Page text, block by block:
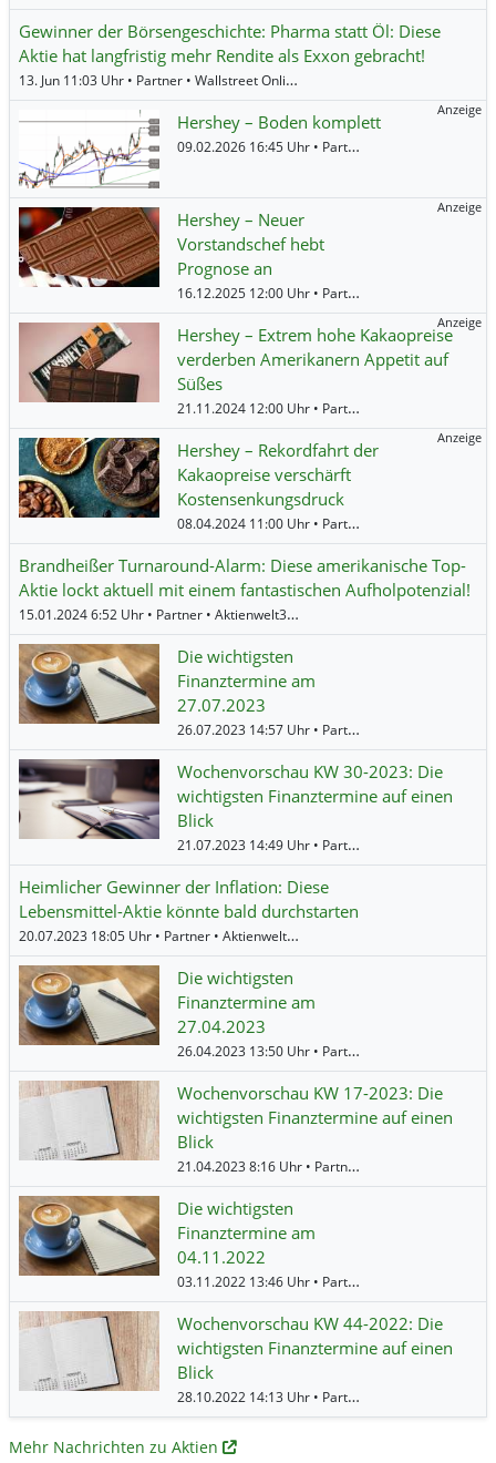
Gewinner der Börsengeschichte: Pharma statt Öl: Diese
Aktie hat langfristig mehr Rendite als Exxon gebracht!
13. Jun 11:03 Uhr • Partner • Wallstreet Online •
Hershey – Boden komplett
09.02.2026 16:45 Uhr • Partner • Societe Generale •
Anzeige
Hershey – Neuer
Vorstandschef hebt
Prognose an
16.12.2025 12:00 Uhr • Partner • BNP Paribas •
Anzeige
Hershey – Extrem hohe Kakaopreise
verderben Amerikanern Appetit auf
Süßes
21.11.2024 12:00 Uhr • Partner • BNP Paribas •
Anzeige
Hershey – Rekordfahrt der
Kakaopreise verschärft
Kostensenkungsdruck
08.04.2024 11:00 Uhr • Partner • BNP Paribas •
Anzeige
Brandheißer Turnaround-Alarm: Diese amerikanische Top-
Aktie lockt aktuell mit einem fantastischen Aufholpotenzial!
15.01.2024 6:52 Uhr • Partner • Aktienwelt360 •
Die wichtigsten
Finanztermine am
27.07.2023
26.07.2023 14:57 Uhr • Partner • BörsenNEWS.de •
Wochenvorschau KW 30-2023: Die
wichtigsten Finanztermine auf einen
Blick
21.07.2023 14:49 Uhr • Partner • BörsenNEWS.de •
Heimlicher Gewinner der Inflation: Diese
Lebensmittel-Aktie könnte bald durchstarten
20.07.2023 18:05 Uhr • Partner • Aktienwelt360 •
Die wichtigsten
Finanztermine am
27.04.2023
26.04.2023 13:50 Uhr • Partner • BörsenNEWS.de •
Wochenvorschau KW 17-2023: Die
wichtigsten Finanztermine auf einen
Blick
21.04.2023 8:16 Uhr • Partner • BörsenNEWS.de •
Die wichtigsten
Finanztermine am
04.11.2022
03.11.2022 13:46 Uhr • Partner • BörsenNEWS.de •
Wochenvorschau KW 44-2022: Die
wichtigsten Finanztermine auf einen
Blick
28.10.2022 14:13 Uhr • Partner • BörsenNEWS.de •
Mehr Nachrichten zu Aktien